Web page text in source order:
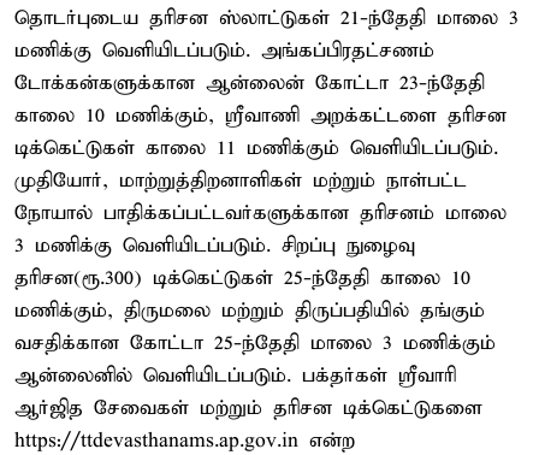
தொடர்புடைய தரிசன ஸ்லாட்டுகள் 21-ந்தேதி மாலை 3
மணிக்கு வெளியிடப்படும். அங்கப்பிரதட்சணம்
டோக்கன்களுக்கான ஆன்லைன் கோட்டா 23-ந்தேதி
காலை 10 மணிக்கும், ஸ்ரீவாணி அறக்கட்டளை தரிசன
டிக்கெட்டுகள் காலை 11 மணிக்கும் வெளியிடப்படும்.
முதியோர், மாற்றுத்திறனாளிகள் மற்றும் நாள்பட்ட
நோயால் பாதிக்கப்பட்டவர்களுக்கான தரிசனம் மாலை
3 மணிக்கு வெளியிடப்படும். சிறப்பு நுழைவு
தரிசன(ரூ.300) டிக்கெட்டுகள் 25-ந்தேதி காலை 10
மணிக்கும், திருமலை மற்றும் திருப்பதியில் தங்கும்
வசதிக்கான கோட்டா 25-ந்தேதி மாலை 3 மணிக்கும்
ஆன்லைனில் வெளியிடப்படும். பக்தர்கள் ஸ்ரீவாரி
ஆர்ஜித சேவைகள் மற்றும் தரிசன டிக்கெட்டுகளை
https://ttdevasthanams.ap.gov.in என்ற